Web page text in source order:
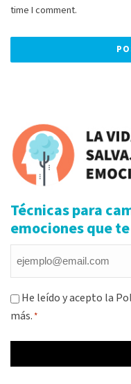
time I comment.
Técnicas para
emociones que
Consentimiento
*
He leído y acepto la
más.*